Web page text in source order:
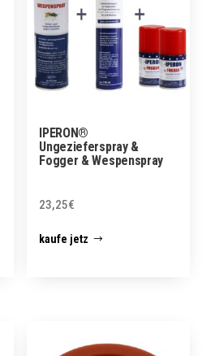
IPERON®
Ungezieferspray &
Fogger & Wespenspray
23,25€
kaufe jetz